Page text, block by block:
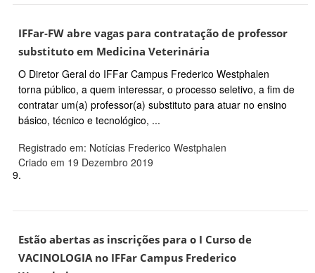
IFFar-FW abre vagas para contratação de professor
substituto em Medicina Veterinária
O Diretor Geral do IFFar Campus Frederico Westphalen
torna público, a quem interessar, o processo seletivo, a fim de
contratar um(a) professor(a) substituto para atuar no ensino
básico, técnico e tecnológico, ...
Registrado em: Notícias Frederico Westphalen
Criado em 19 Dezembro 2019
9.
Estão abertas as inscrições para o I Curso de
VACINOLOGIA no IFFar Campus Frederico